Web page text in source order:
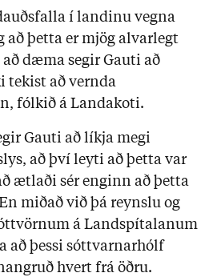
í landinu vegna
þetta er mjög alvarlegt
dæma segir Gauti að
tekist að vernda
fólkið á Landakoti.
Gauti að líkja megi
að því leyti að þetta var
ætlaði sér enginn að þetta
miðað við þá reynslu og
á Landspítalanum
að þessi sóttvarnarhólf
hvert frá öðru.